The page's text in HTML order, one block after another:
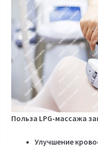
Польза LPG-массажа
Улучшение